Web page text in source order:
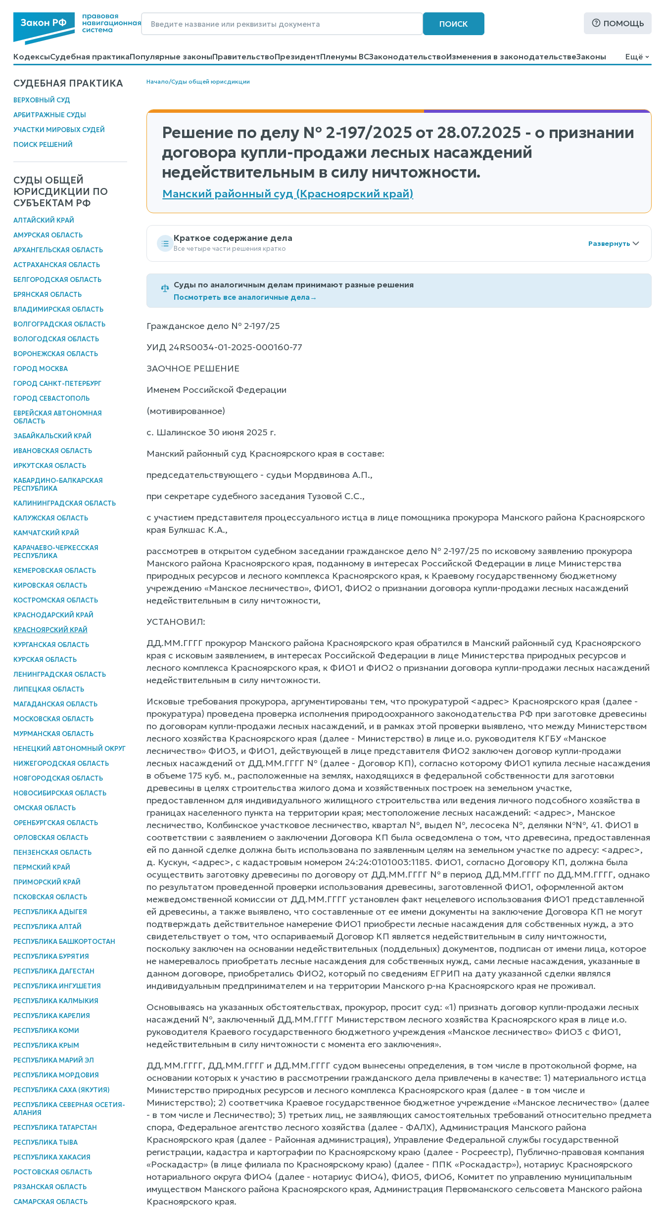
ПОИСК ПОМОЩЬ
КодексыСудебная практикаПопулярные законыПравительствоПрезидентПленумы ВСЗаконодательствоИзменения в законодательствеЗаконы
КалькуляторыСправочные материалыОбразцы договоровКонтактыПомощьПоиск
Ещё
СУДЕБНАЯ ПРАКТИКА
ВЕРХОВНЫЙ СУД
АРБИТРАЖНЫЕ СУДЫ
УЧАСТКИ МИРОВЫХ СУДЕЙ
ПОИСК РЕШЕНИЙ
СУДЫ ОБЩЕЙ
ЮРИСДИКЦИИ ПО
СУБЪЕКТАМ РФ
АЛТАЙСКИЙ КРАЙ
АМУРСКАЯ ОБЛАСТЬ
АРХАНГЕЛЬСКАЯ ОБЛАСТЬ
АСТРАХАНСКАЯ ОБЛАСТЬ
БЕЛГОРОДСКАЯ ОБЛАСТЬ
БРЯНСКАЯ ОБЛАСТЬ
ВЛАДИМИРСКАЯ ОБЛАСТЬ
ВОЛГОГРАДСКАЯ ОБЛАСТЬ
ВОЛОГОДСКАЯ ОБЛАСТЬ
ВОРОНЕЖСКАЯ ОБЛАСТЬ
ГОРОД МОСКВА
ГОРОД САНКТ-ПЕТЕРБУРГ
ГОРОД СЕВАСТОПОЛЬ
ЕВРЕЙСКАЯ АВТОНОМНАЯ
ОБЛАСТЬ
ЗАБАЙКАЛЬСКИЙ КРАЙ
ИВАНОВСКАЯ ОБЛАСТЬ
ИРКУТСКАЯ ОБЛАСТЬ
КАБАРДИНО-БАЛКАРСКАЯ
РЕСПУБЛИКА
КАЛИНИНГРАДСКАЯ ОБЛАСТЬ
КАЛУЖСКАЯ ОБЛАСТЬ
КАМЧАТСКИЙ КРАЙ
КАРАЧАЕВО-ЧЕРКЕССКАЯ
РЕСПУБЛИКА
КЕМЕРОВСКАЯ ОБЛАСТЬ
КИРОВСКАЯ ОБЛАСТЬ
КОСТРОМСКАЯ ОБЛАСТЬ
КРАСНОДАРСКИЙ КРАЙ
КРАСНОЯРСКИЙ КРАЙ
КУРГАНСКАЯ ОБЛАСТЬ
КУРСКАЯ ОБЛАСТЬ
ЛЕНИНГРАДСКАЯ ОБЛАСТЬ
ЛИПЕЦКАЯ ОБЛАСТЬ
МАГАДАНСКАЯ ОБЛАСТЬ
МОСКОВСКАЯ ОБЛАСТЬ
МУРМАНСКАЯ ОБЛАСТЬ
НЕНЕЦКИЙ АВТОНОМНЫЙ ОКРУГ
НИЖЕГОРОДСКАЯ ОБЛАСТЬ
НОВГОРОДСКАЯ ОБЛАСТЬ
НОВОСИБИРСКАЯ ОБЛАСТЬ
ОМСКАЯ ОБЛАСТЬ
ОРЕНБУРГСКАЯ ОБЛАСТЬ
ОРЛОВСКАЯ ОБЛАСТЬ
ПЕНЗЕНСКАЯ ОБЛАСТЬ
ПЕРМСКИЙ КРАЙ
ПРИМОРСКИЙ КРАЙ
ПСКОВСКАЯ ОБЛАСТЬ
РЕСПУБЛИКА АДЫГЕЯ
РЕСПУБЛИКА АЛТАЙ
РЕСПУБЛИКА БАШКОРТОСТАН
РЕСПУБЛИКА БУРЯТИЯ
РЕСПУБЛИКА ДАГЕСТАН
РЕСПУБЛИКА ИНГУШЕТИЯ
РЕСПУБЛИКА КАЛМЫКИЯ
РЕСПУБЛИКА КАРЕЛИЯ
РЕСПУБЛИКА КОМИ
РЕСПУБЛИКА КРЫМ
РЕСПУБЛИКА МАРИЙ ЭЛ
РЕСПУБЛИКА МОРДОВИЯ
РЕСПУБЛИКА САХА (ЯКУТИЯ)
РЕСПУБЛИКА СЕВЕРНАЯ ОСЕТИЯ-
АЛАНИЯ
РЕСПУБЛИКА ТАТАРСТАН
РЕСПУБЛИКА ТЫВА
РЕСПУБЛИКА ХАКАСИЯ
РОСТОВСКАЯ ОБЛАСТЬ
РЯЗАНСКАЯ ОБЛАСТЬ
САМАРСКАЯ ОБЛАСТЬ
Начало/Суды общей юрисдикции
Решение по делу № 2-197/2025 от 28.07.2025 - о признании
договора купли-продажи лесных насаждений
недействительным в силу ничтожности.
Манский районный суд (Красноярский край)
Краткое содержание дела
Все четыре части решения кратко
Суды по аналогичным делам принимают разные решения
Посмотреть все аналогичные дела→
Гражданское дело № 2-197/25
УИД 24RS0034-01-2025-000160-77
ЗАОЧНОЕ РЕШЕНИЕ
Именем Российской Федерации
(мотивированное)
с. Шалинское 30 июня 2025 г.
Манский районный суд Красноярского края в составе:
председательствующего - судьи Мордвинова А.П.,
при секретаре судебного заседания Тузовой С.С.,
с участием представителя процессуального истца в лице помощника прокурора Манского района Красноярского
края Булкшас К.А.,
рассмотрев в открытом судебном заседании гражданское дело № 2-197/25 по исковому заявлению прокурора
Манского района Красноярского края, поданному в интересах Российской Федерации в лице Министерства
природных ресурсов и лесного комплекса Красноярского края, к Краевому государственному бюджетному
учреждению «Манское лесничество», ФИО1, ФИО2 о признании договора купли-продажи лесных насаждений
недействительным в силу ничтожности,
УСТАНОВИЛ:
ДД.ММ.ГГГГ прокурор Манского района Красноярского края обратился в Манский районный суд Красноярского
края с исковым заявлением, в интересах Российской Федерации в лице Министерства природных ресурсов и
лесного комплекса Красноярского края, к ФИО1 и ФИО2 о признании договора купли-продажи лесных насаждений
недействительным в силу ничтожности.
Исковые требования прокурора, аргументированы тем, что прокуратурой <адрес> Красноярского края (далее -
прокуратура) проведена проверка исполнения природоохранного законодательства РФ при заготовке древесины
по договорам купли-продажи лесных насаждений, и в рамках этой проверки выявлено, что между Министерством
лесного хозяйства Красноярского края (далее - Министерство) в лице и.о. руководителя КГБУ «Манское
лесничество» ФИО3, и ФИО1, действующей в лице представителя ФИО2 заключен договор купли-продажи
лесных насаждений от ДД.ММ.ГГГГ № (далее - Договор КП), согласно которому ФИО1 купила лесные насаждения
в объеме 175 куб. м., расположенные на землях, находящихся в федеральной собственности для заготовки
древесины в целях строительства жилого дома и хозяйственных построек на земельном участке,
предоставленном для индивидуального жилищного строительства или ведения личного подсобного хозяйства в
границах населенного пункта на территории края; местоположение лесных насаждений: <адрес>, Манское
лесничество, Колбинское участковое лесничество, квартал №, выдел №, лесосека №, делянки №№, 41. ФИО1 в
соответствии с заявлением о заключении Договора КП была осведомлена о том, что древесина, предоставленная
ей по данной сделке должна быть использована по заявленным целям на земельном участке по адресу: <адрес>,
д. Кускун, <адрес>, с кадастровым номером 24:24:0101003:1185. ФИО1, согласно Договору КП, должна была
осуществить заготовку древесины по договору от ДД.ММ.ГГГГ № в период ДД.ММ.ГГГГ по ДД.ММ.ГГГГ, однако
по результатом проведенной проверки использования древесины, заготовленной ФИО1, оформленной актом
межведомственной комиссии от ДД.ММ.ГГГГ установлен факт нецелевого использования ФИО1 представленной
ей древесины, а также выявлено, что составленные от ее имени документы на заключение Договора КП не могут
подтверждать действительное намерение ФИО1 приобрести лесные насаждения для собственных нужд, а это
свидетельствует о том, что оспариваемый Договор КП является недействительным в силу ничтожности,
поскольку заключен на основании недействительных (поддельных) документов, подписан от имени лица, которое
не намеревалось приобретать лесные насаждения для собственных нужд, сами лесные насаждения, указанные в
данном договоре, приобретались ФИО2, который по сведениям ЕГРИП на дату указанной сделки являлся
индивидуальным предпринимателем и на территории Манского р-на Красноярского края не проживал.
Основываясь на указанных обстоятельствах, прокурор, просит суд: «1) признать договор купли-продажи лесных
насаждений №, заключенный ДД.ММ.ГГГГ Министерством лесного хозяйства Красноярского края в лице и.о.
руководителя Краевого государственного бюджетного учреждения «Манское лесничество» ФИО3 с ФИО1,
недействительным в силу ничтожности с момента его заключения».
ДД.ММ.ГГГГ, ДД.ММ.ГГГГ и ДД.ММ.ГГГГ судом вынесены определения, в том числе в протокольной форме, на
основании которых к участию в рассмотрении гражданского дела привлечены в качестве: 1) материального истца
Министерство природных ресурсов и лесного комплекса Красноярского края (далее - в том числе и
Министерство); 2) соответчика Краевое государственное бюджетное учреждение «Манское лесничество» (далее
- в том числе и Лесничество); 3) третьих лиц, не заявляющих самостоятельных требований относительно предмета
спора, Федеральное агентство лесного хозяйства (далее - ФАЛХ), Администрация Манского района
Красноярского края (далее - Районная администрация), Управление Федеральной службы государственной
регистрации, кадастра и картографии по Красноярскому краю (далее - Росреестр), Публично-правовая компания
«Роскадастр» (в лице филиала по Красноярскому краю) (далее - ППК «Роскадастр»), нотариус Красноярского
нотариального округа ФИО4 (далее - нотариус ФИО4), ФИО5, ФИО6, Комитет по управлению муниципальным
имуществом Манского района Красноярского края, Администрация Первоманского сельсовета Манского района
Красноярского края.